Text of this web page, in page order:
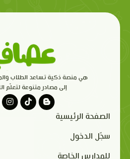
هي منصة ذكية تساعد الطلاب
إلى مصادر متنوعة لتعلّم
الصفحة الرئيسية
سجّل الدخول
للمدارس الخاصة